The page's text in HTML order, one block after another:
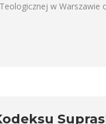
w Warszawie